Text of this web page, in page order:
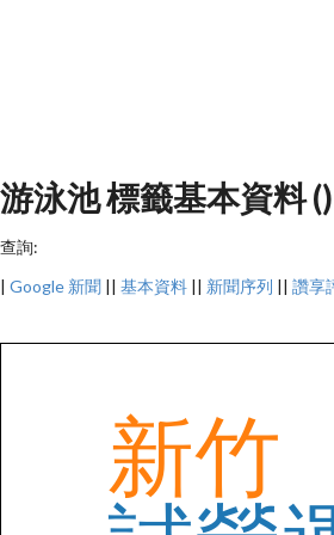
游泳池 標籤基本資料 ()
查詢:
| Google 新聞 || 基本資料 || 新聞序列 || 讚享
新竹